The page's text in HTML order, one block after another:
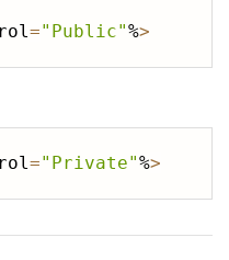
="Public"%>
="Private"%>